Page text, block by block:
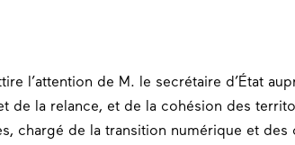
l’attention de M. le secrétaire d’État
de la relance, et de la cohésion des
chargé de la transition numérique et des